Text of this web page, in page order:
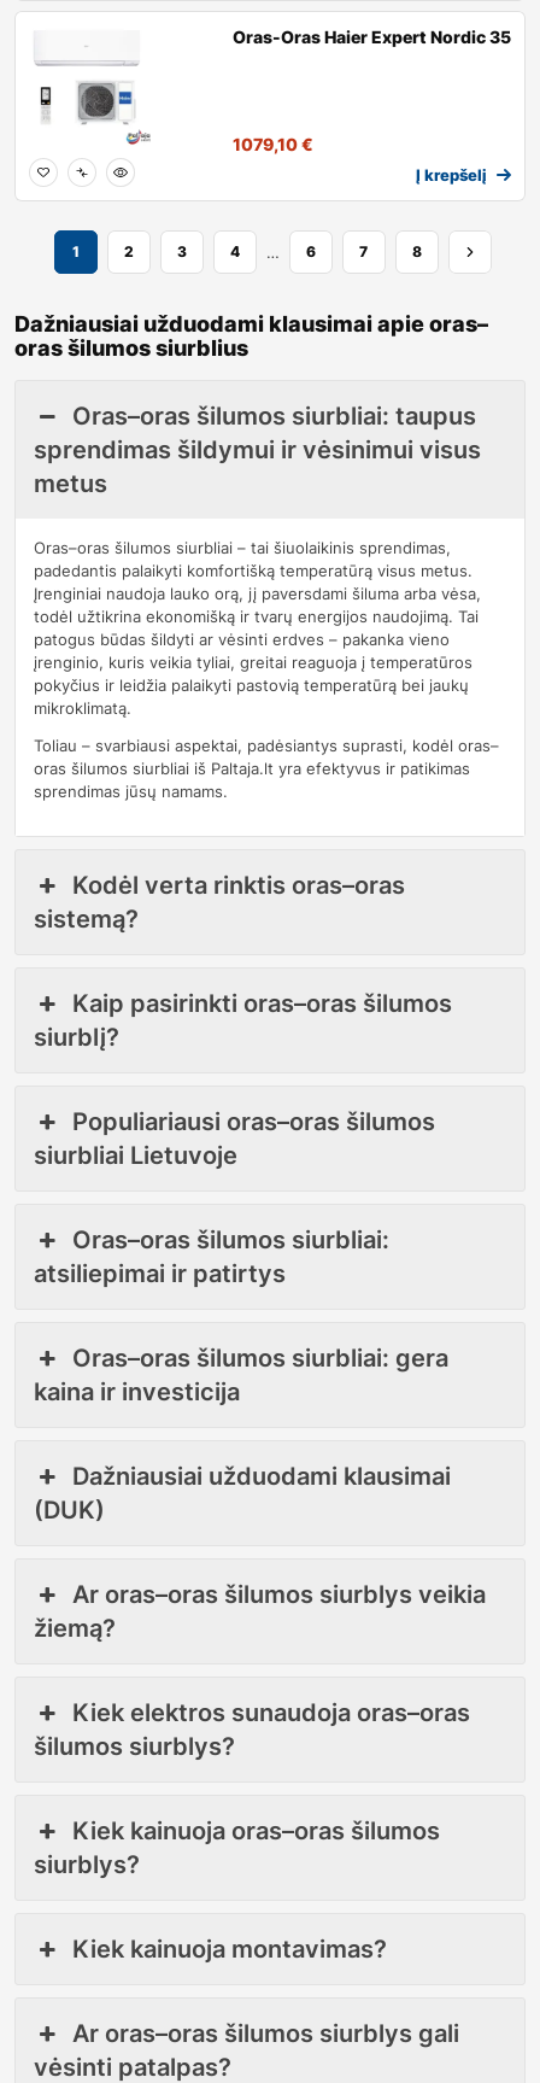
Oras-Oras Haier Expert Nordic 35
1079,10€
Į krepšelį
1 2 3 4 … 6 7 8
Dažniausiai užduodami klausimai apie oras–
oras šilumos siurblius
Oras–oras šilumos siurbliai: taupus
sprendimas šildymui ir vėsinimui visus
metus
Oras–oras šilumos siurbliai – tai šiuolaikinis sprendimas,
padedantis palaikyti komfortišką temperatūrą visus metus.
Įrenginiai naudoja lauko orą, jį paversdami šiluma arba vėsa,
todėl užtikrina ekonomišką ir tvarų energijos naudojimą. Tai
patogus būdas šildyti ar vėsinti erdves – pakanka vieno
įrenginio, kuris veikia tyliai, greitai reaguoja į temperatūros
pokyčius ir leidžia palaikyti pastovią temperatūrą bei jaukų
mikroklimatą.
Toliau – svarbiausi aspektai, padėsiantys suprasti, kodėl oras–
oras šilumos siurbliai iš Paltaja.lt yra efektyvus ir patikimas
sprendimas jūsų namams.
Kodėl verta rinktis oras–oras
sistemą?
Kaip pasirinkti oras–oras šilumos
siurblį?
Populiariausi oras–oras šilumos
siurbliai Lietuvoje
Oras–oras šilumos siurbliai:
atsiliepimai ir patirtys
Oras–oras šilumos siurbliai: gera
kaina ir investicija
Dažniausiai užduodami klausimai
(DUK)
Ar oras–oras šilumos siurblys veikia
žiemą?
Kiek elektros sunaudoja oras–oras
šilumos siurblys?
Kiek kainuoja oras–oras šilumos
siurblys?
Kiek kainuoja montavimas?
Ar oras–oras šilumos siurblys gali
vėsinti patalpas?